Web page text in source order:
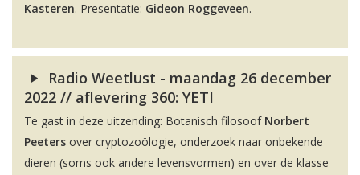
Kasteren. Presentatie: Gideon Roggeveen.
Radio Weetlust - maandag 26 december
2022 // aflevering 360: YETI
Te gast in deze uitzending: Botanisch filosoof Norbert
Peeters over cryptozoölogie, onderzoek naar onbekende
dieren (soms ook andere levensvormen) en over de klasse